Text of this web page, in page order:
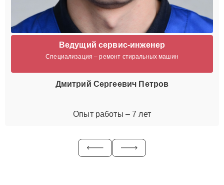
Ведущий сервис-инженер
Специализация – ремонт стиральных машин
Дмитрий Сергеевич Петров
Опыт работы – 7 лет